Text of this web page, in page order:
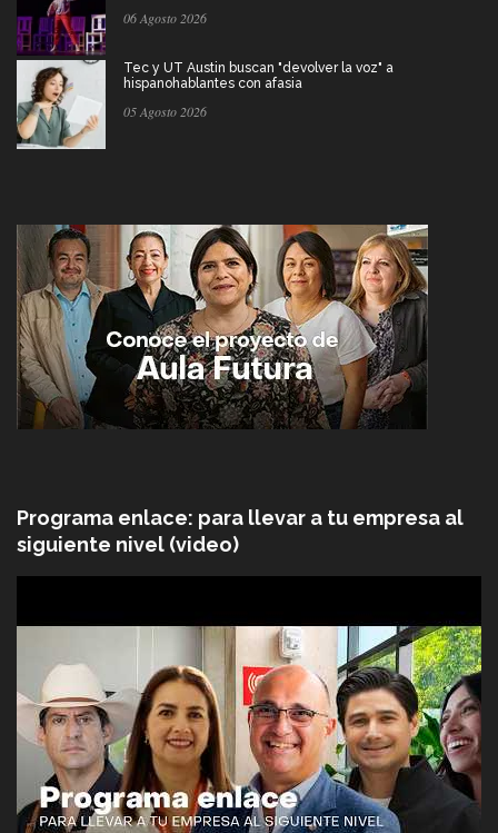
06 Agosto 2026
Tec y UT Austin buscan "devolver la voz" a
hispanohablantes con afasia
05 Agosto 2026
Programa enlace: para llevar a tu empresa al
siguiente nivel (video)